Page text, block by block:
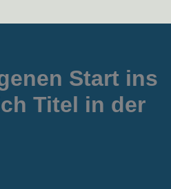
Start ins
Titel in der